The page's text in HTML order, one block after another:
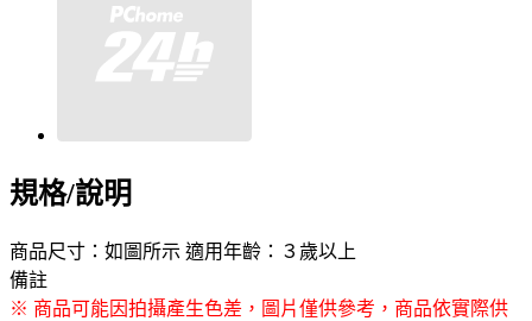
規格/說明
商品尺寸：如圖所示 適用年齡：３歲以上
備註
※ 商品可能因拍攝產生色差，圖片僅供參考，商品依實際供